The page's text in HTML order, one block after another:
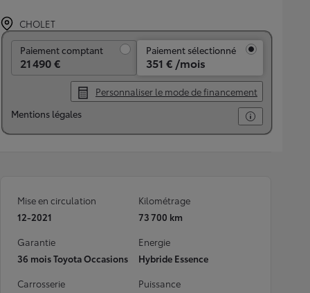
CHOLET
Paiement comptant
21 490 €
Paiement sélectionné
351 € /mois
Personnaliser le mode de financement
Mentions légales
Mise en circulation
12-2021
Kilométrage
73 700 km
Garantie
36 mois Toyota Occasions
Energie
Hybride Essence
Carrosserie
Puissance